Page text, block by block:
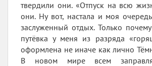
твердили они. «Отпуск на всю
они. Ну вот, настала и моя
заслуженный отдых. Только
путёвка у меня из разряда
оформлена не иначе как лично
В новом мире всем